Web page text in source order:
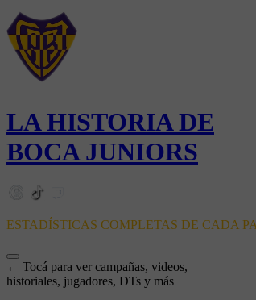
LA HISTORIA DE
BOCA JUNIORS
ESTADÍSTICAS COMPLETAS DE CADA
← Tocá para ver campañas, videos,
historiales, jugadores, DTs y más